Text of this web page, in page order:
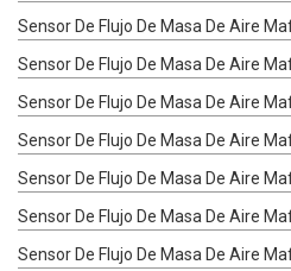
Sensor De Flujo De Masa De Aire
Sensor De Flujo De Masa De Aire
Sensor De Flujo De Masa De Aire
Sensor De Flujo De Masa De Aire
Sensor De Flujo De Masa De Aire
Sensor De Flujo De Masa De Aire
Sensor De Flujo De Masa De Aire